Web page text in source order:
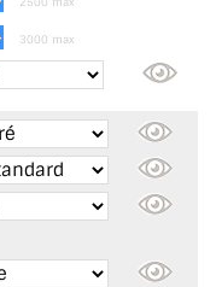
3000 max